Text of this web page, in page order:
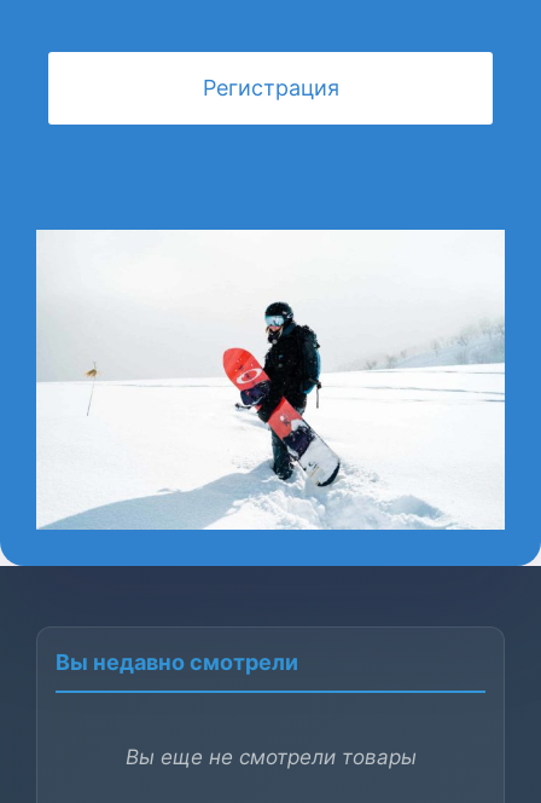
Регистрация
Вы недавно смотрели
Вы еще не смотрели товары